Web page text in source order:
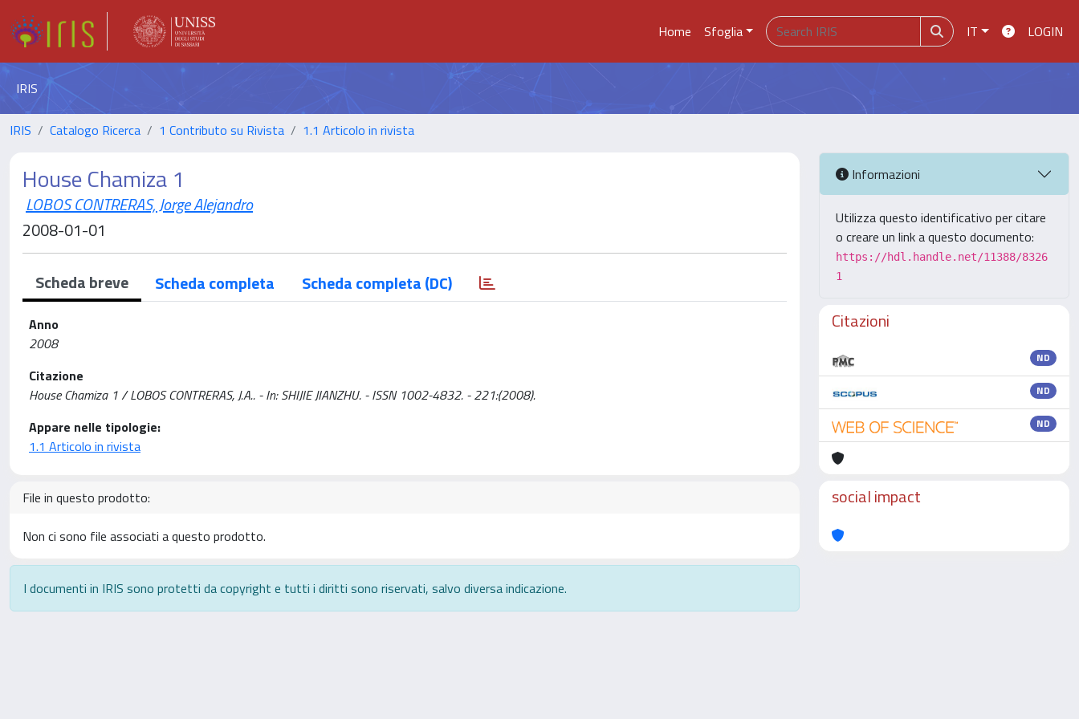
Home Sfoglia IT LOGIN
IRIS
IRIS Catalogo Ricerca 1 Contributo su Rivista 1.1 Articolo in rivista
House Chamiza 1
LOBOS CONTRERAS, Jorge Alejandro
2008-01-01
Scheda breve Scheda completa Scheda completa (DC)
Anno
2008
Citazione
House Chamiza 1 / LOBOS CONTRERAS, J.A.. - In: SHIJIE JIANZHU. - ISSN 1002-4832. - 221:(2008).
Appare nelle tipologie:
1.1 Articolo in rivista
File in questo prodotto:
Non ci sono file associati a questo prodotto.
I documenti in IRIS sono protetti da copyright e tutti i diritti sono riservati, salvo diversa indicazione.
Informazioni
Utilizza questo identificativo per citare
o creare un link a questo documento:
https://hdl.handle.net/11388/8326
1
Citazioni
ND
ND
ND
social impact